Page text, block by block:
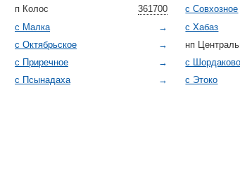
361700
п Колос
→
с Малка
→
с Октябрьское
→
с Приречное
→
с Псынадаха
с Совхозное
с Хабаз
нп
с Шордаково
с Этоко